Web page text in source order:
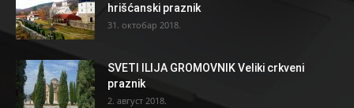
hrišćanski praznik
31. октобар 2018.
SVETI ILIJA GROMOVNIK Veliki crkveni
praznik
2. август 2018.